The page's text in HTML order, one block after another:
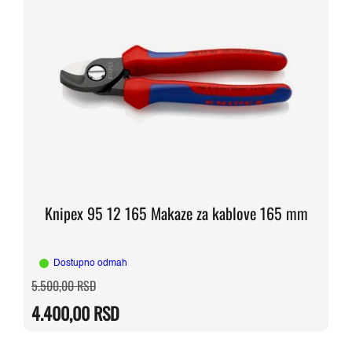
Knipex 95 12 165 Makaze za kablove 165 mm
Dostupno odmah
5.500,00RSDOriginalna
cena
bila:
5.500,00 RSD.
4.400,00RSD
Trenutna
cena
4.400,00 RSD.